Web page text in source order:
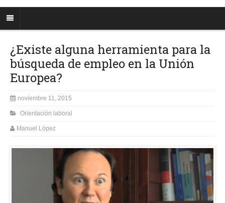
¿Existe alguna herramienta para la
búsqueda de empleo en la Unión
Europea?
noviembre 11, 2015
Orientación laboral
Manuel López